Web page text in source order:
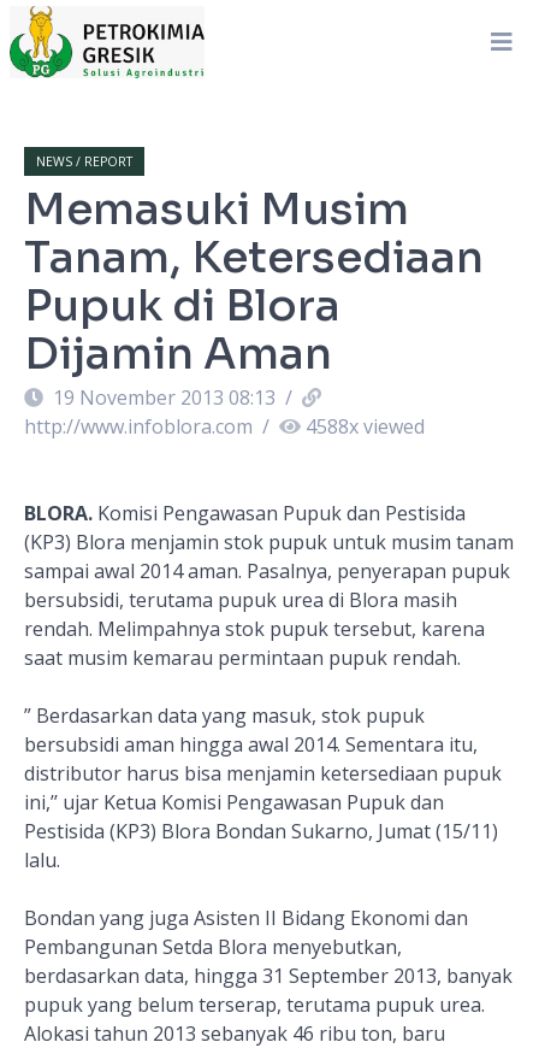
NEWS / REPORT
Memasuki Musim
Tanam, Ketersediaan
Pupuk di Blora
Dijamin Aman
19 November 2013 08:13 /
http://www.infoblora.com / 4588x viewed
BLORA. Komisi Pengawasan Pupuk dan Pestisida
(KP3) Blora menjamin stok pupuk untuk musim tanam
sampai awal 2014 aman. Pasalnya, penyerapan pupuk
bersubsidi, terutama pupuk urea di Blora masih
rendah. Melimpahnya stok pupuk tersebut, karena
saat musim kemarau permintaan pupuk rendah.
” Berdasarkan data yang masuk, stok pupuk
bersubsidi aman hingga awal 2014. Sementara itu,
distributor harus bisa menjamin ketersediaan pupuk
ini,’’ ujar Ketua Komisi Pengawasan Pupuk dan
Pestisida (KP3) Blora Bondan Sukarno, Jumat (15/11)
lalu.
Bondan yang juga Asisten II Bidang Ekonomi dan
Pembangunan Setda Blora menyebutkan,
berdasarkan data, hingga 31 September 2013, banyak
pupuk yang belum terserap, terutama pupuk urea.
Alokasi tahun 2013 sebanyak 46 ribu ton, baru